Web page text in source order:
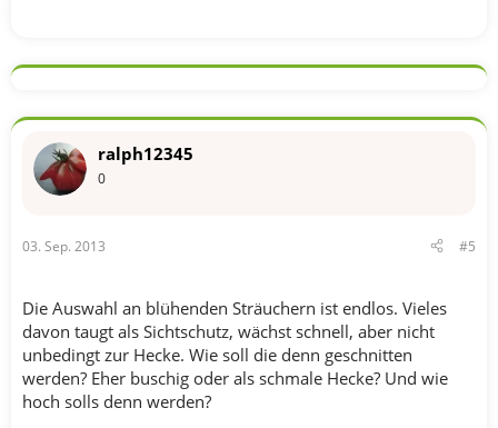
ralph12345
0
03. Sep. 2013 #5
Die Auswahl an blühenden Sträuchern ist endlos. Vieles
davon taugt als Sichtschutz, wächst schnell, aber nicht
unbedingt zur Hecke. Wie soll die denn geschnitten
werden? Eher buschig oder als schmale Hecke? Und wie
hoch solls denn werden?